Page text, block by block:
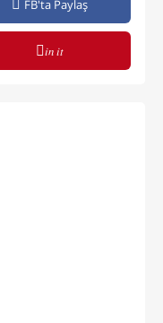
FB'ta Paylaş
in it